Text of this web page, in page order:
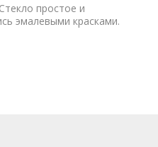
простое и
эмалевыми красками.